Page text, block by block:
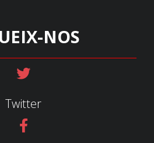
NOS
Twitter